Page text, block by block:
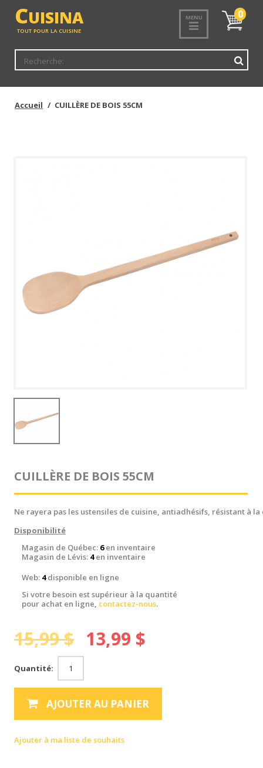
CUISINA
TOUT POUR LA CUISINE
MENU
Mon
panier
0
Accueil CUILLÈRE DE BOIS 55CM
CUILLÈRE DE BOIS 55CM
Ne rayera pas les ustensiles de cuisine, antiadhésifs, résistant à
Disponibilité
Magasin de Québec: 6en inventaire
Magasin de Lévis: 4en inventaire
Web: 4disponible en ligne
Si votre besoin est supérieur à la quantité
pour achat en ligne, contactez-nous.
15,99 $ 13,99 $
Quantité:
AJOUTER AU PANIER
Ajouter à ma liste de souhaits